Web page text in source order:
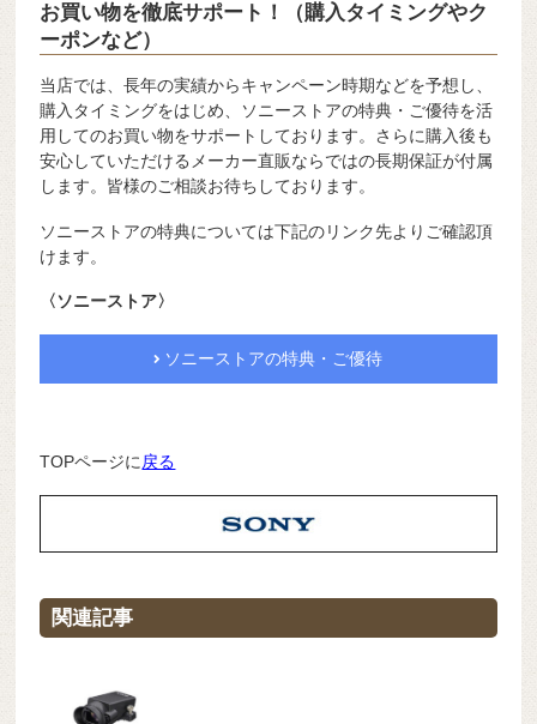
お買い物を徹底サポート！（購入タイミングやク
ーポンなど）
当店では、長年の実績からキャンペーン時期などを予想し、
購入タイミングをはじめ、ソニーストアの特典・ご優待を活
用してのお買い物をサポートしております。さらに購入後も
安心していただけるメーカー直販ならではの長期保証が付属
します。皆様のご相談お待ちしております。
ソニーストアの特典については下記のリンク先よりご確認頂
けます。
〈ソニーストア〉
ソニーストアの特典・ご優待
TOPページに 戻る
関連記事